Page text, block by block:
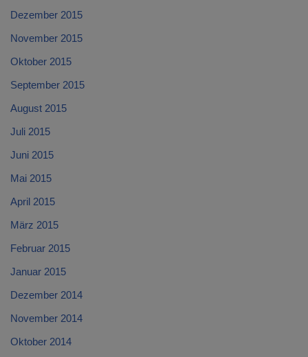
Dezember 2015
November 2015
Oktober 2015
September 2015
August 2015
Juli 2015
Juni 2015
Mai 2015
April 2015
März 2015
Februar 2015
Januar 2015
Dezember 2014
November 2014
Oktober 2014